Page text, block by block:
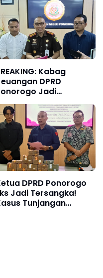
Kabag
DPRD
Jadi
Diduga
Fee 30%
DPRD Ponorogo
Jadi Tersangka!
Tunjangan